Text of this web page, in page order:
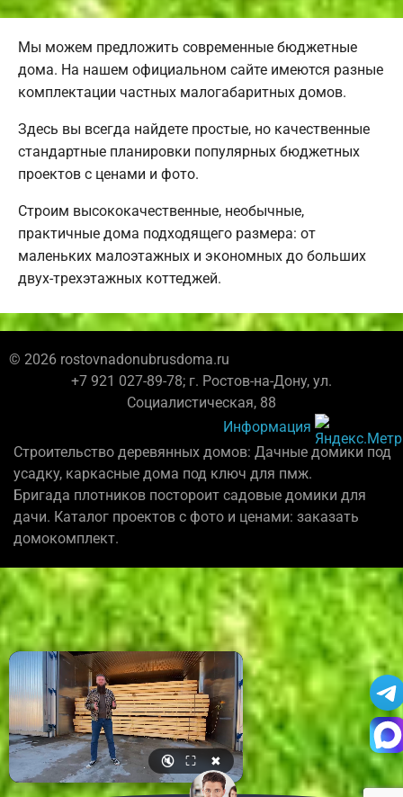
Мы можем предложить современные бюджетные
дома. На нашем официальном сайте имеются разные
комплектации частных малогабаритных домов.
Здесь вы всегда найдете простые, но качественные
стандартные планировки популярных бюджетных
проектов с ценами и фото.
Строим высококачественные, необычные,
практичные дома подходящего размера: от
маленьких малоэтажных и экономных до больших
двух-трехэтажных коттеджей.
© 2026 rostovnadonubrusdoma.ru
+7 921 027-89-78; г. Ростов-на-Дону, ул.
Социалистическая, 88
Информация
Строительство деревянных домов: Дачные домики под
усадку, каркасные дома под ключ для пмж.
Бригада плотников постороит садовые домики для
дачи. Каталог проектов с фото и ценами: заказать
домокомплект.
🔇 ⛶ ✖